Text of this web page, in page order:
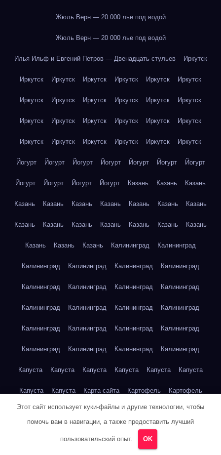
Жюль Верн — 20 000 лье под водой
Жюль Верн — 20 000 лье под водой
Илья Ильф и Евгений Петров — Двенадцать стульев Иркутск
Иркутск Иркутск Иркутск Иркутск Иркутск Иркутск
Иркутск Иркутск Иркутск Иркутск Иркутск Иркутск
Иркутск Иркутск Иркутск Иркутск Иркутск Иркутск
Иркутск Иркутск Иркутск Иркутск Иркутск Иркутск
Йогурт Йогурт Йогурт Йогурт Йогурт Йогурт Йогурт
Йогурт Йогурт Йогурт Йогурт Казань Казань Казань
Казань Казань Казань Казань Казань Казань Казань
Казань Казань Казань Казань Казань Казань Казань
Казань Казань Казань Калининград Калининград
Калининград Калининград Калининград Калининград
Калининград Калининград Калининград Калининград
Калининград Калининград Калининград Калининград
Калининград Калининград Калининград Калининград
Калининград Калининград Калининград Калининград
Капуста Капуста Капуста Капуста Капуста Капуста
Капуста Капуста Карта сайта Картофель Картофель
Картофель Картофель Картофель Картофель
Кейптаун
Этот сайт использует куки-файлы и другие технологии, чтобы
помочь вам в навигации, а также предоставить лучший
пользовательский опыт. OK